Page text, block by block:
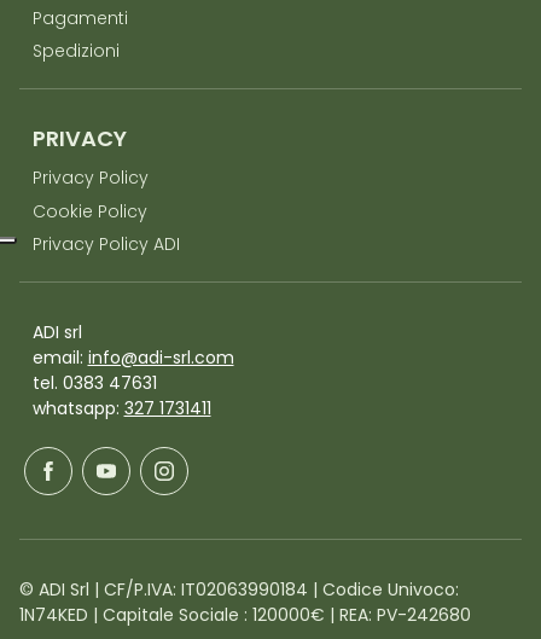
Pagamenti
Spedizioni
PRIVACY
Privacy Policy
Cookie Policy
Privacy Policy ADI
ADI srl
email: info@adi-srl.com
tel. 0383 47631
whatsapp: 327 1731411
© ADI Srl | CF/P.IVA: IT02063990184 | Codice Univoco:
1N74KED | Capitale Sociale : 120000€ | REA: PV-242680